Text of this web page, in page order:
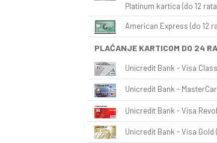
Platinum kartica (do 12
American Express (do 12
PLAĆANJE KARTICOM DO 24
Unicredit Bank - Visa
Unicredit Bank -
Unicredit Bank - Visa
Unicredit Bank - Visa Gold